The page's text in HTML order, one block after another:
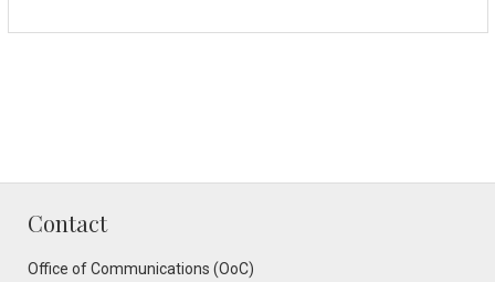
Contact
Office of Communications (OoC)